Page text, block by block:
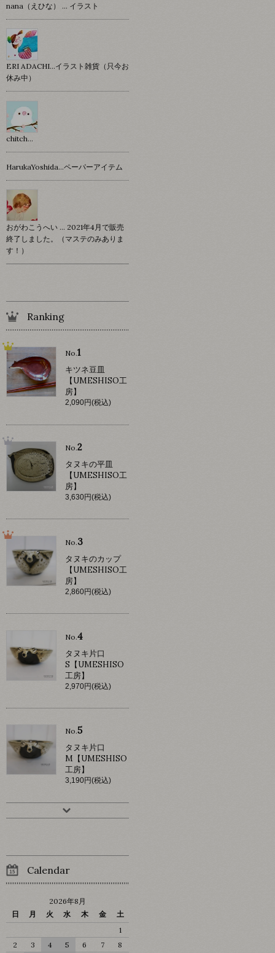
nana（えひな） … イラスト
ERI ADACHI...イラスト雑貨（只今お
休み中）
chitch…
HarukaYoshida…ペーパーアイテム
おがわこうへい … 2021年4月で販売
終了しました。（マステのみありま
す！）
Ranking
No.1
キツネ豆皿
【UMESHISO工
房】
2,090円(税込)
No.2
タヌキの平皿
【UMESHISO工
房】
3,630円(税込)
No.3
タヌキのカップ
【UMESHISO工
房】
2,860円(税込)
No.4
タヌキ片口
S【UMESHISO
工房】
2,970円(税込)
No.5
タヌキ片口
M【UMESHISO
工房】
3,190円(税込)
Calendar
2026年8月
日
月 火 水 木 金
土
1
2
3 4 5 6 7
8